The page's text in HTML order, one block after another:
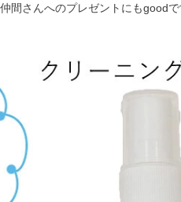
間さんへのプレゼントにもgood